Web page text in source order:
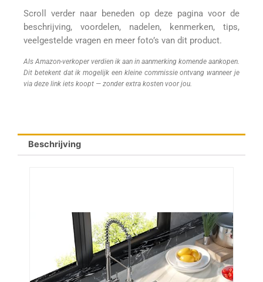
Scroll verder naar beneden op deze pagina voor de
beschrijving, voordelen, nadelen, kenmerken, tips,
veelgestelde vragen en meer foto’s van dit product.
Als Amazon-verkoper verdien ik aan in aanmerking komende aankopen.
Dit betekent dat ik mogelijk een kleine commissie ontvang wanneer je
via deze link iets koopt — zonder extra kosten voor jou.
Beschrijving